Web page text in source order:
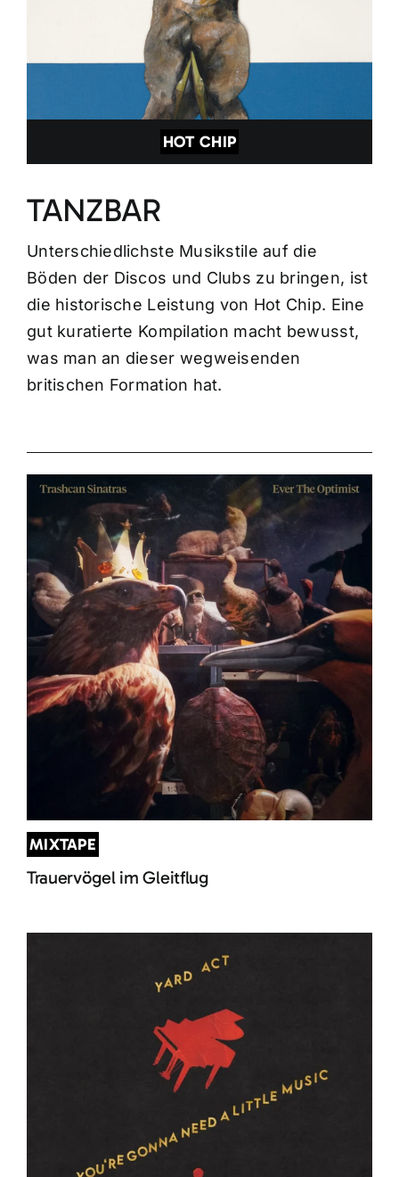
HOT CHIP
TANZBAR
Unterschiedlichste Musikstile auf die
Böden der Discos und Clubs zu bringen, ist
die historische Leistung von Hot Chip. Eine
gut kuratierte Kompilation macht bewusst,
was man an dieser wegweisenden
britischen Formation hat.
MIXTAPE
Trauervögel im Gleitflug